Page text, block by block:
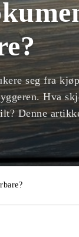
seg fra
Hva
Denne